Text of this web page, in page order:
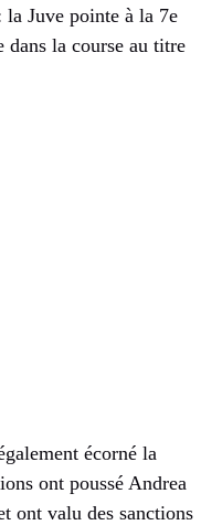
Juve pointe à la 7e
dans la course au titre
écorné la
ont poussé Andrea
ont valu des sanctions